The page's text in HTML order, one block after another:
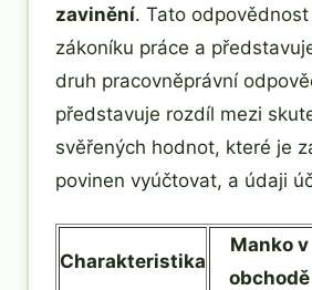
zavinění. Tato
zákoníku práce a
druh pracovněprávní
představuje rozdíl mezi
svěřených hodnot, které je
povinen vyúčtovat, a údaji
Charakteristika
Manko v
obchodě